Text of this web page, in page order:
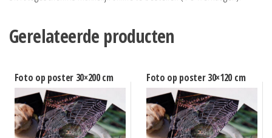
Gerelateerde producten
Foto op poster 30×200 cm Foto op poster 30×120 cm